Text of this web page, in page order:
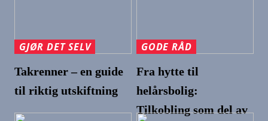
GJØR DET SELV
Takrenner – en guide
til riktig utskiftning
GODE RÅD
Fra hytte til
helårsbolig:
Tilkobling som del av